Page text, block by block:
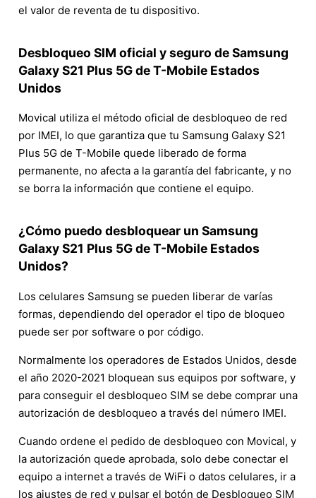
el valor de reventa de tu dispositivo.
Desbloqueo SIM oficial y seguro de Samsung
Galaxy S21 Plus 5G de T-Mobile Estados
Unidos
Movical utiliza el método oficial de desbloqueo de red
por IMEI, lo que garantiza que tu Samsung Galaxy S21
Plus 5G de T-Mobile quede liberado de forma
permanente, no afecta a la garantía del fabricante, y no
se borra la información que contiene el equipo.
¿Cómo puedo desbloquear un Samsung
Galaxy S21 Plus 5G de T-Mobile Estados
Unidos?
Los celulares Samsung se pueden liberar de varías
formas, dependiendo del operador el tipo de bloqueo
puede ser por software o por código.
Normalmente los operadores de Estados Unidos, desde
el año 2020-2021 bloquean sus equipos por software, y
para conseguir el desbloqueo SIM se debe comprar una
autorización de desbloqueo a través del número IMEI.
Cuando ordene el pedido de desbloqueo con Movical, y
la autorización quede aprobada, solo debe conectar el
equipo a internet a través de WiFi o datos celulares, ir a
los ajustes de red y pulsar el botón de Desbloqueo SIM